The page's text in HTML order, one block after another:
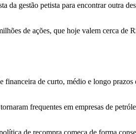
gestão petista para encontrar outra
de ações, que hoje valem cerca
de curto, médio e longo
frequentes em empresas de
de recompra começa de forma